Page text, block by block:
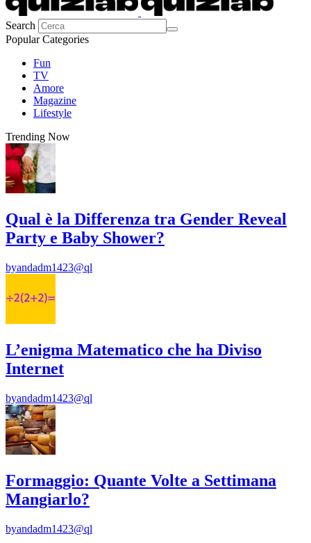
Search
Popular Categories
Fun
TV
Amore
Magazine
Lifestyle
Trending Now
Qual è la Differenza tra Gender Reveal
Party e Baby Shower?
byandadm1423@ql
L’enigma Matematico che ha Diviso
Internet
byandadm1423@ql
Formaggio: Quante Volte a Settimana
Mangiarlo?
byandadm1423@ql